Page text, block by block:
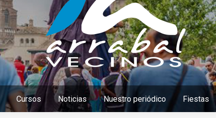
Cursos Noticias Nuestro periódico Fiestas